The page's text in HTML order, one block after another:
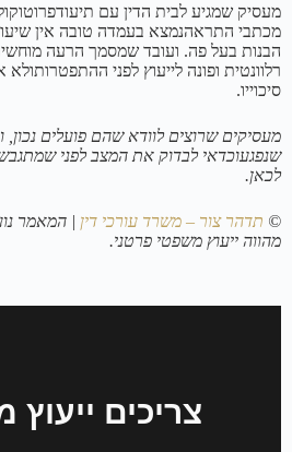
מעסיק שמגיע לבית הדין עם
מכתבי התראהנמצא בעמדה טובה אין
הבנות בעל פה. ועובד שמסמך הרעה
רלוונטית ופונה לייעוץ לפני
סיכוייו.
מעסיקים שרוצים לוודא שהם פועלים נכון,
שנפגעוכדאי לבדוק את המצב לפני
לכאן.
© תדהר צור – משרד עורכי דין | המאמר
מהווה ייעוץ משפטי פרטני.
צריכים